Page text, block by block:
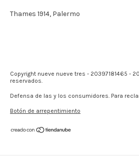
Thames 1914, Palermo
Copyright nueve nueve tres - 20397181465 -
reservados.
Defensa de las y los consumidores. Para
Botón de arrepentimiento